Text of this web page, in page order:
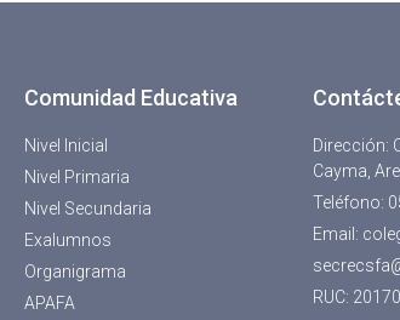
Comunidad Educativa
Nivel Inicial
Nivel Primaria
Nivel Secundaria
Exalumnos
Organigrama
APAFA
Dirección:
Cayma,
Teléfono:
Email:
RUC: